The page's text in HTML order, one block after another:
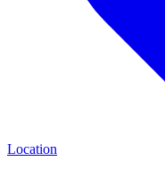
Location